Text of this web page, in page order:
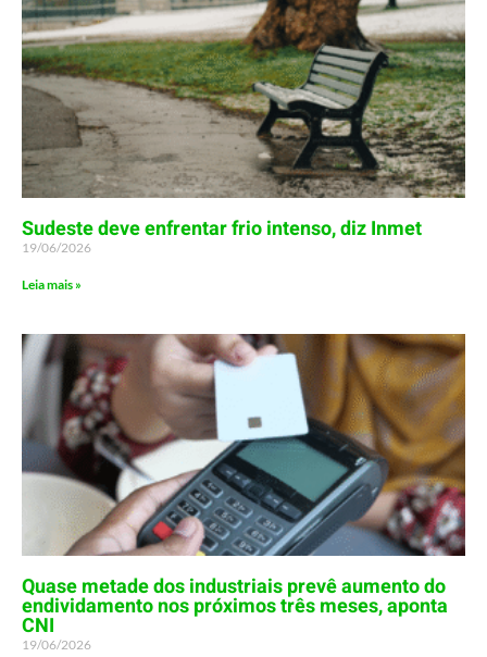
Sudeste deve enfrentar frio intenso, diz Inmet
19/06/2026
Leia mais »
Quase metade dos industriais prevê aumento do
endividamento nos próximos três meses, aponta
CNI
19/06/2026